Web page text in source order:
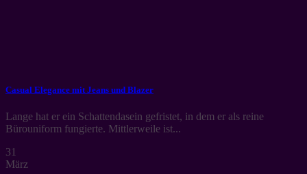
Casual Elegance mit Jeans und Blazer
Lange hat er ein Schattendasein gefristet, in dem er als reine
Bürouniform fungierte. Mittlerweile ist...
31
März